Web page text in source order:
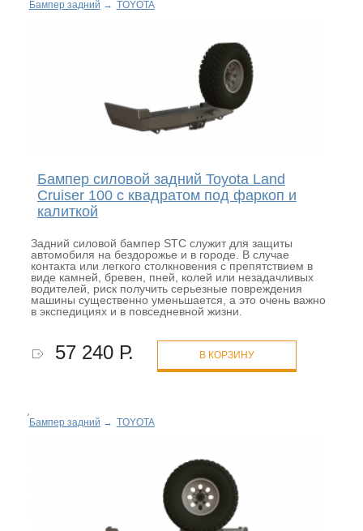
Бампер задний → TOYOTA
Бампер силовой задний Toyota Land
Cruiser 100 с квадратом под фаркоп и
калиткой
Задний силовой бампер STC служит для защиты
автомобиля на бездорожье и в городе. В случае
контакта или легкого столкновения с препятствием в
виде камней, бревен, пней, колей или незадачливых
водителей, риск получить серьезные повреждения
машины существенно уменьшается, а это очень важно
в экспедициях и в повседневной жизни.
57 240 Р. В КОРЗИНУ
Бампер задний → TOYOTA